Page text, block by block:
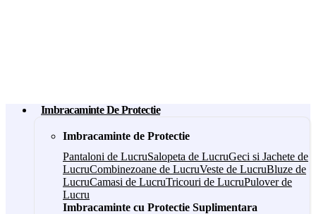
Imbracaminte De Protectie
Imbracaminte de Protectie
Pantaloni de LucruSalopeta de LucruGeci si Jachete de
LucruCombinezoane de LucruVeste de LucruBluze de
LucruCamasi de LucruTricouri de LucruPulover de
Lucru
Imbracaminte cu Protectie Suplimentara